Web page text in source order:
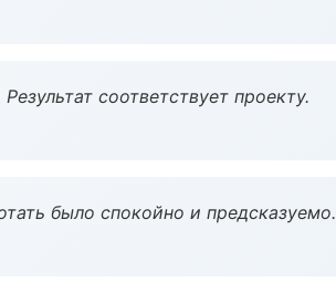
соответствует проекту.
было спокойно и предсказуемо.